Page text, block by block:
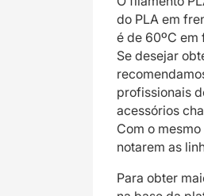
do PLA em
é de 60ºC em
Se desejar
profissionais
acessórios
Com o
notarem as
Para obter